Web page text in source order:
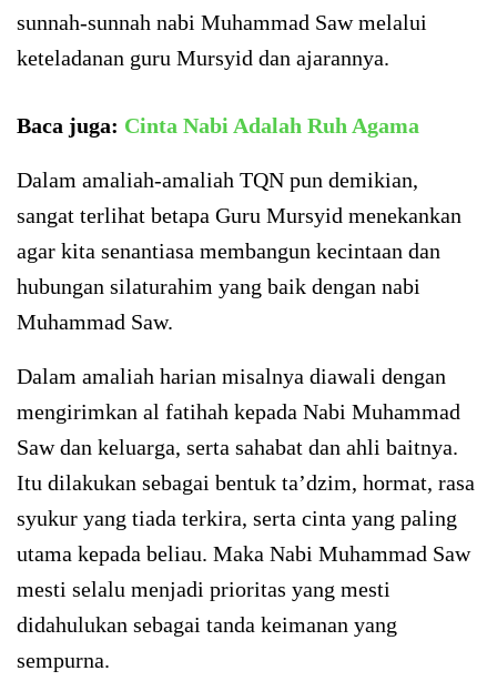
sunnah-sunnah nabi Muhammad Saw melalui
keteladanan guru Mursyid dan ajarannya.
Baca juga: Cinta Nabi Adalah Ruh Agama
Dalam amaliah-amaliah TQN pun demikian,
sangat terlihat betapa Guru Mursyid menekankan
agar kita senantiasa membangun kecintaan dan
hubungan silaturahim yang baik dengan nabi
Muhammad Saw.
Dalam amaliah harian misalnya diawali dengan
mengirimkan al fatihah kepada Nabi Muhammad
Saw dan keluarga, serta sahabat dan ahli baitnya.
Itu dilakukan sebagai bentuk ta’dzim, hormat, rasa
syukur yang tiada terkira, serta cinta yang paling
utama kepada beliau. Maka Nabi Muhammad Saw
mesti selalu menjadi prioritas yang mesti
didahulukan sebagai tanda keimanan yang
sempurna.